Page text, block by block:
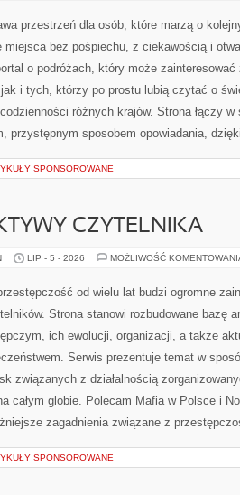
przestrzeń dla osób, które marzą o
miejsca bez pośpiechu, z ciekawością i
o podróżach, który może
i tych, którzy po prostu lubią czytać o
różnych krajów. Strona łączy w
przystępnym sposobem opowiadania,
SPONSOROWANE
CZYTELNIKA
LIP - 5 - 2026 MOŻLIWOŚĆ
od wielu lat budzi ogromne
Strona stanowi rozbudowane bazę
ich ewolucji, organizacji, a także
Serwis prezentuje temat w
związanych z działalnością
całym globie. Polecam Mafia w Polsce i
zagadnienia związane z
SPONSOROWANE